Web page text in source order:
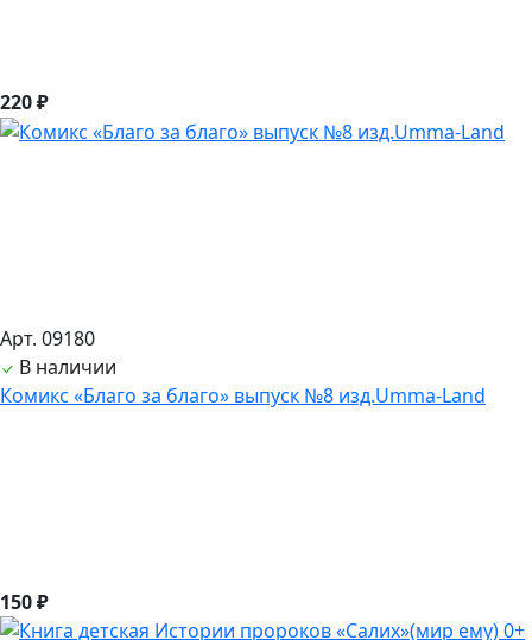
220 ₽
Арт. 09180
В наличии
Комикс «Благо за благо» выпуск №8 изд.Umma-Land
150 ₽